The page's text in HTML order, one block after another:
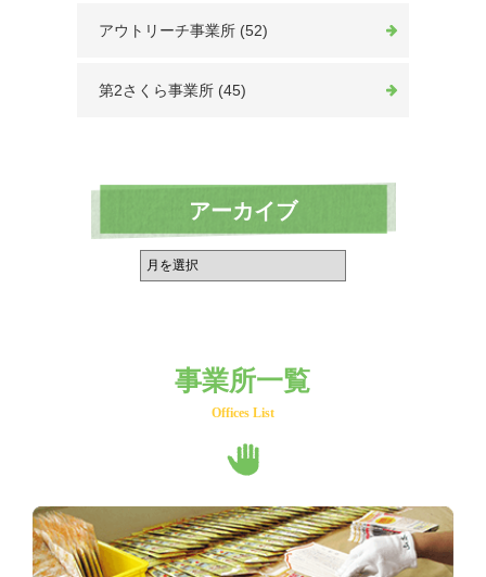
アウトリーチ事業所 (52)
第2さくら事業所 (45)
アーカイブ
事業所一覧
Offices List